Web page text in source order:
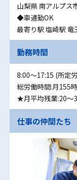
山梨県 南アルプス
◆車通勤OK
最寄り駅 塩崎駅 竜
勤務時間
8:00〜17:15 (所定
総労働時間:月155
★月平均残業:20〜
仕事の仲間たち